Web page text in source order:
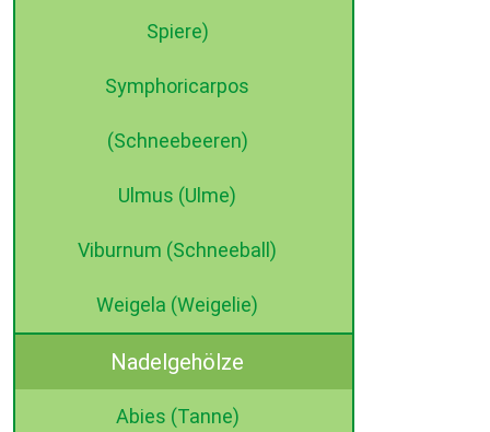
Spiere)
Symphoricarpos
(Schneebeeren)
Ulmus (Ulme)
Viburnum (Schneeball)
Weigela (Weigelie)
Nadelgehölze
Abies (Tanne)